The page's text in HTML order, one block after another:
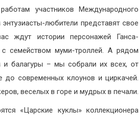
участников Международного
любители представят свое
ждут истории персонажей Ганса-
семейством муми-троллей. А рядом
и балагуры – мы собрали их всех, от
до современных клоунов и циркачей.
веселых в горе и мудрых в печали.
«Царские куклы» коллекционера